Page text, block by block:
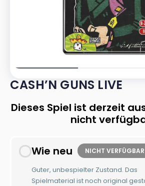
CASH’N GUNS LIVE
Dieses Spiel ist derzeit
nicht
Wie neu NICHT VERFÜGBAR
Guter, unbespielter Zustand. Das
Spielmaterial ist noch original